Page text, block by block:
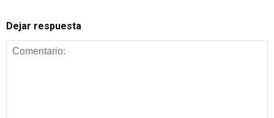
Dejar respuesta